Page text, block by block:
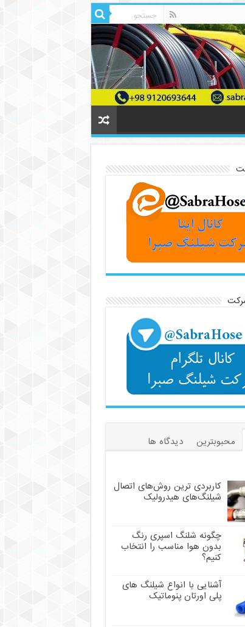
محبوبترین
دیدگاه ها
کاربردی ترین روش‌های اتصال
شیلنگ‌های هیدرولیک
چگونه شلنگ اسپری رنگ
بدون هوا مناسب را انتخاب
کنیم؟
آشنایی با انواع شیلنگ های
پلی اورتان پنوماتیک